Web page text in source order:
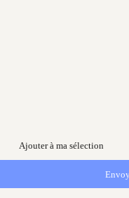
Ajouter à ma sélection